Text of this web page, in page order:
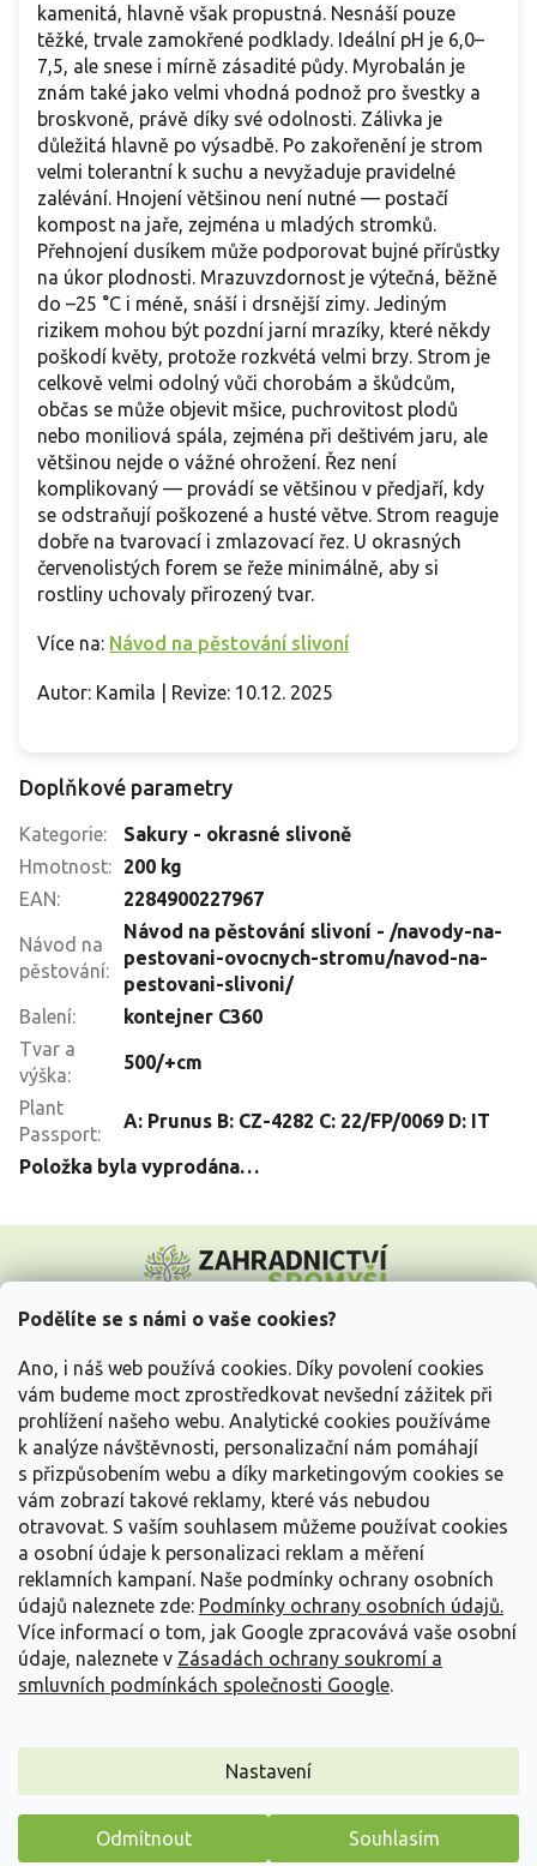
Podělíte se s námi o vaše cookies?
Ano, i náš web používá cookies. Díky povolení cookies
vám budeme moct zprostředkovat nevšední zážitek při
prohlížení našeho webu. Analytické cookies používáme
k analýze návštěvnosti, personalizační nám pomáhají
s přizpůsobením webu a díky marketingovým cookies se
vám zobrazí takové reklamy, které vás nebudou
otravovat. S vaším souhlasem můžeme používat cookies
a osobní údaje k personalizaci reklam a měření
reklamních kampaní. Naše podmínky ochrany osobních
údajů naleznete zde: Podmínky ochrany osobních údajů.
Více informací o tom, jak Google zpracovává vaše osobní
údaje, naleznete v Zásadách ochrany soukromí a
smluvních podmínkách společnosti Google.
Nastavení
Odmítnout Souhlasím
kamenitá, hlavně však propustná. Nesnáší pouze
těžké, trvale zamokřené podklady. Ideální pH je 6,0–
7,5, ale snese i mírně zásadité půdy. Myrobalán je
znám také jako velmi vhodná podnož pro švestky a
broskvoně, právě díky své odolnosti. Zálivka je
důležitá hlavně po výsadbě. Po zakořenění je strom
velmi tolerantní k suchu a nevyžaduje pravidelné
zalévání. Hnojení většinou není nutné — postačí
kompost na jaře, zejména u mladých stromků.
Přehnojení dusíkem může podporovat bujné přírůstky
na úkor plodnosti. Mrazuvzdornost je výtečná, běžně
do –25 °C i méně, snáší i drsnější zimy. Jediným
rizikem mohou být pozdní jarní mrazíky, které někdy
poškodí květy, protože rozkvétá velmi brzy. Strom je
celkově velmi odolný vůči chorobám a škůdcům,
občas se může objevit mšice, puchrovitost plodů
nebo moniliová spála, zejména při deštivém jaru, ale
většinou nejde o vážné ohrožení. Řez není
komplikovaný — provádí se většinou v předjaří, kdy
se odstraňují poškozené a husté větve. Strom reaguje
dobře na tvarovací i zmlazovací řez. U okrasných
červenolistých forem se řeže minimálně, aby si
rostliny uchovaly přirozený tvar.
Více na: Návod na pěstování slivoní
Autor: Kamila | Revize: 10.12. 2025
Doplňkové parametry
Kategorie:
Sakury - okrasné slivoně
Hmotnost:
200 kg
EAN: 2284900227967
Návod na
pěstování:
Návod na pěstování slivoní - /navody-na-
pestovani-ovocnych-stromu/navod-na-
pestovani-slivoni/
Balení:
kontejner C360
Tvar a
výška:
500/+cm
Plant
Passport:
A: Prunus B: CZ-4282 C: 22/FP/0069 D: IT
Položka byla vyprodána…
p
Vše o nákupu
Informace pro Vás
Kontakujte nás
Vytvořil Shoptet
Copyright 2026 Zahradnictví Spomyšl
. Všechna práva
vyhrazena.